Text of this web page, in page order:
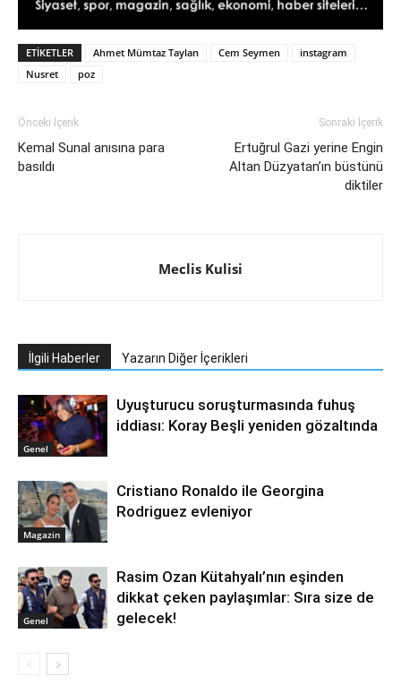
ETIKETLER Ahmet Mümtaz Taylan Cem Seymen
instagram
Nusret
poz
Önceki İçerik
Kemal Sunal anısına para
basıldı
Sonraki İçerik
Ertuğrul Gazi yerine Engin
Altan Düzyatan’ın büstünü
diktiler
Meclis Kulisi
İlgili Haberler Yazarın Diğer İçerikleri
Genel
Uyuşturucu soruşturmasında fuhuş
iddiası: Koray Beşli yeniden gözaltında
Magazin
Cristiano Ronaldo ile Georgina
Rodriguez evleniyor
Genel
Rasim Ozan Kütahyalı’nın eşinden
dikkat çeken paylaşımlar: Sıra size de
gelecek!